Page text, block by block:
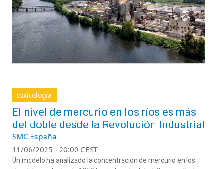
toxicología
El nivel de mercurio en los ríos es más
del doble desde la Revolución Industrial
SMC España
11/06/2025 - 20:00 CEST
Un modelo ha analizado la concentración de mercurio en los